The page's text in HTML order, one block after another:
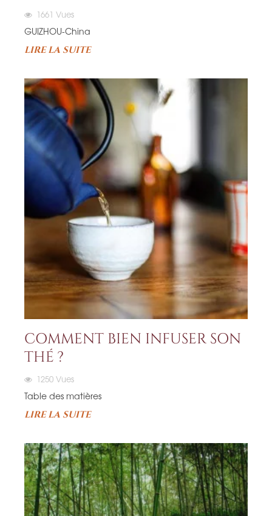
1661 Vues
GUIZHOU-China
LIRE LA SUITE
COMMENT BIEN INFUSER SON
THÉ ?
1250 Vues
Table des matières
LIRE LA SUITE